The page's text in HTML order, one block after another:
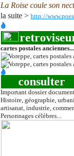
La Roise coule son
la suite >http://
cartes postales anciennes...
consulter
Important dossier
Histoire, géographie,
artisanat, industrie,
Personnages célèbres...